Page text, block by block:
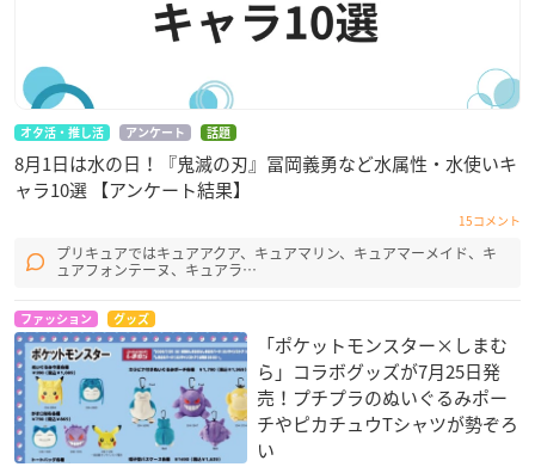
オタ活・推し活 アンケート 話題
8月1日は水の日！『鬼滅の刃』冨岡義勇など水属性・水使いキ
ャラ10選 【アンケート結果】
15コメント
プリキュアではキュアアクア、キュアマリン、キュアマーメイド、キ
ュアフォンテーヌ、キュアラ…
ファッション グッズ
「ポケットモンスター×しまむ
ら」コラボグッズが7月25日発
売！プチプラのぬいぐるみポー
チやピカチュウTシャツが勢ぞろ
い